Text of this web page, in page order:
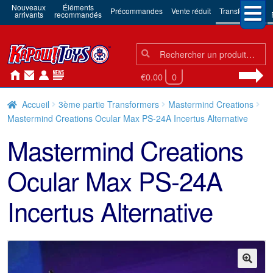
Nouveaux
arrivants
Éléments
recommandés Précommandes Vente réduit Transformers
Chercher:
Chercher
€0.00 0
Accueil 3ème partie Transformers
Mastermind Creations
Mastermind Creations Ocular Max PS-24A Incertus Alternative
Mastermind Creations
Ocular Max PS-24A
Incertus Alternative